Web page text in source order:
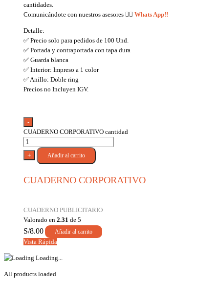
cantidades.
Comunicándote con nuestros asesores 👉🏼 Whats App!!
Detalle:
✅ Precio solo para pedidos de 100 Und.
✅ Portada y contraportada con tapa dura
✅ Guarda blanca
✅ Interior: Impreso a 1 color
✅ Anillo: Doble ring
Precios no Incluyen IGV.
-
CUADERNO CORPORATIVO cantidad
+ Añadir al carrito
CUADERNO CORPORATIVO
CUADERNO PUBLICITARIO
Valorado en 2.31 de 5
S/8.00 Añadir al carrito
Vista Rápida
Loading...
All products loaded